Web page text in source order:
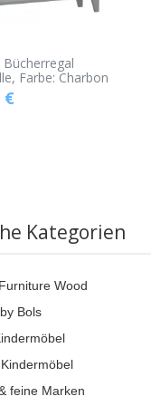
Farbe: Charbon
€
Kategorien
Wood
Bols
feine Marken